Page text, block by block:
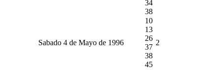
34
38
Sabado 4 de Mayo de 1996
10
13
26
37
38
45
2